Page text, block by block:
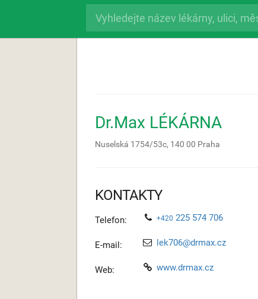
Dr.Max LÉKÁRNA
Nuselská 1754/53c, 140 00 Praha
KONTAKTY
Telefon: +420 225 574 706
E-mail: lek706@drmax.cz
Web: www.drmax.cz